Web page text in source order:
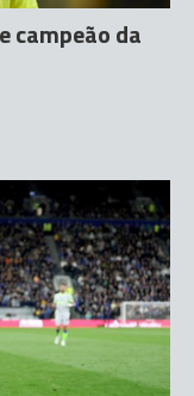
campeão da